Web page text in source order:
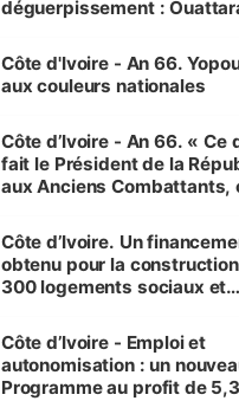
déguerpissement :
l'Etat de droit pour
vies humaines »
Côte d'Ivoire - An 66.
aux couleurs nationales
Côte d’Ivoire - An 66. « Ce
fait le Président de la
aux Anciens Combattants,
Côte d’Ivoire. Un
obtenu pour la
300 logements sociaux et
et Yamoussoukro
Côte d’Ivoire - Emploi et
autonomisation : un
Programme au profit de 5,3